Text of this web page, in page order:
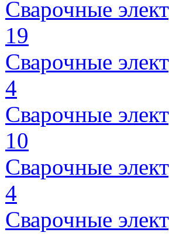
Сварочные
19
Сварочные
4
Сварочные
10
Сварочные
4
Сварочные